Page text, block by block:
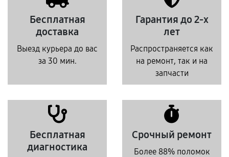
Бесплатная
доставка
Выезд курьера до вас
за 30 мин.
Гарантия до 2-х
лет
Распространяется как
на ремонт, так и на
запчасти
Бесплатная
диагностика
Срочный ремонт
Более 88% поломок